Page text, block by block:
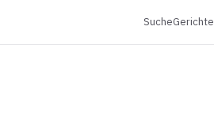
SucheGerichte